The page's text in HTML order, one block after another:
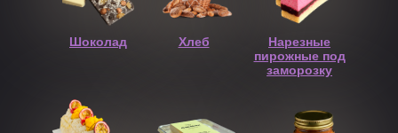
Хлеб
Шоколад
Нарезные
пирожные под
заморозку